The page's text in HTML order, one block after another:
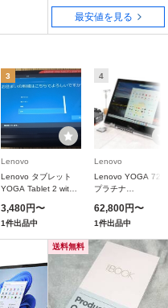
最安値を見る
3
Lenovo
Lenovo タブレット
YOGA Tablet 2 with
8.1 with Bing
32bit/OffieHo
3,480円〜
1件出品中
4
Lenovo
Lenovo YOGA 720
プラチナ
販モデル
62,800円〜
1件出品中
送料無料